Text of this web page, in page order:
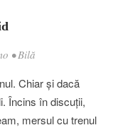
•Bilă
Chiar şi dacă
Încins în discuţii,
mersul cu trenul